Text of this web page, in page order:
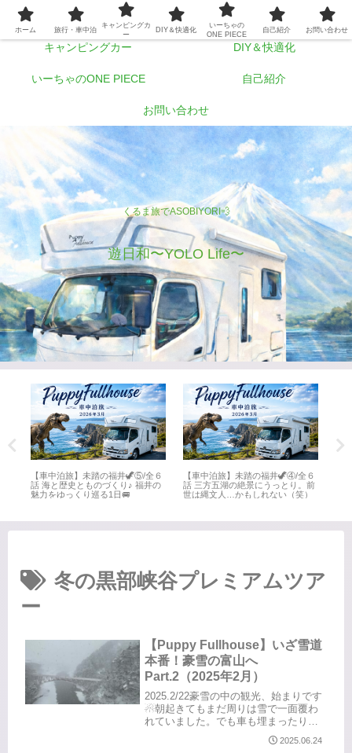
くるま旅でASOBIYORI💨
遊日和〜YOLO Life〜
ホーム 旅行・車中泊
キャンピングカー DIY＆快適化
いーちゃのONE PIECE 自己紹介
お問い合わせ
【車中泊旅】未踏の福井🦖⑤/全６
話 海と歴史とものづくり♪ 福井の
魅力をゆっくり巡る1日🚐
【車中泊旅】未踏の福井🦖④/全６
話 三方五湖の絶景にうっとり。前
世は縄文人…かもしれない（笑）
冬の黒部峡谷プレミアムツア
ー
【Puppy Fullhouse】いざ雪道
本番！豪雪の富山へ
Part.2（2025年2月）
2025.2/22豪雪の中の観光、始まりです
☃朝起きてもまだ周りは雪で一面覆わ
れていました。でも車も埋まったりせ
ず、ドアもちゃんと開いて、無事閉じ
込められずにすみました😌こちらから
2025.06.24
ホーム 旅行・車中泊
キャンピングカ
ー
DIY＆快適化
いーちゃの
ONE PIECE
自己紹介 お問い合わせ